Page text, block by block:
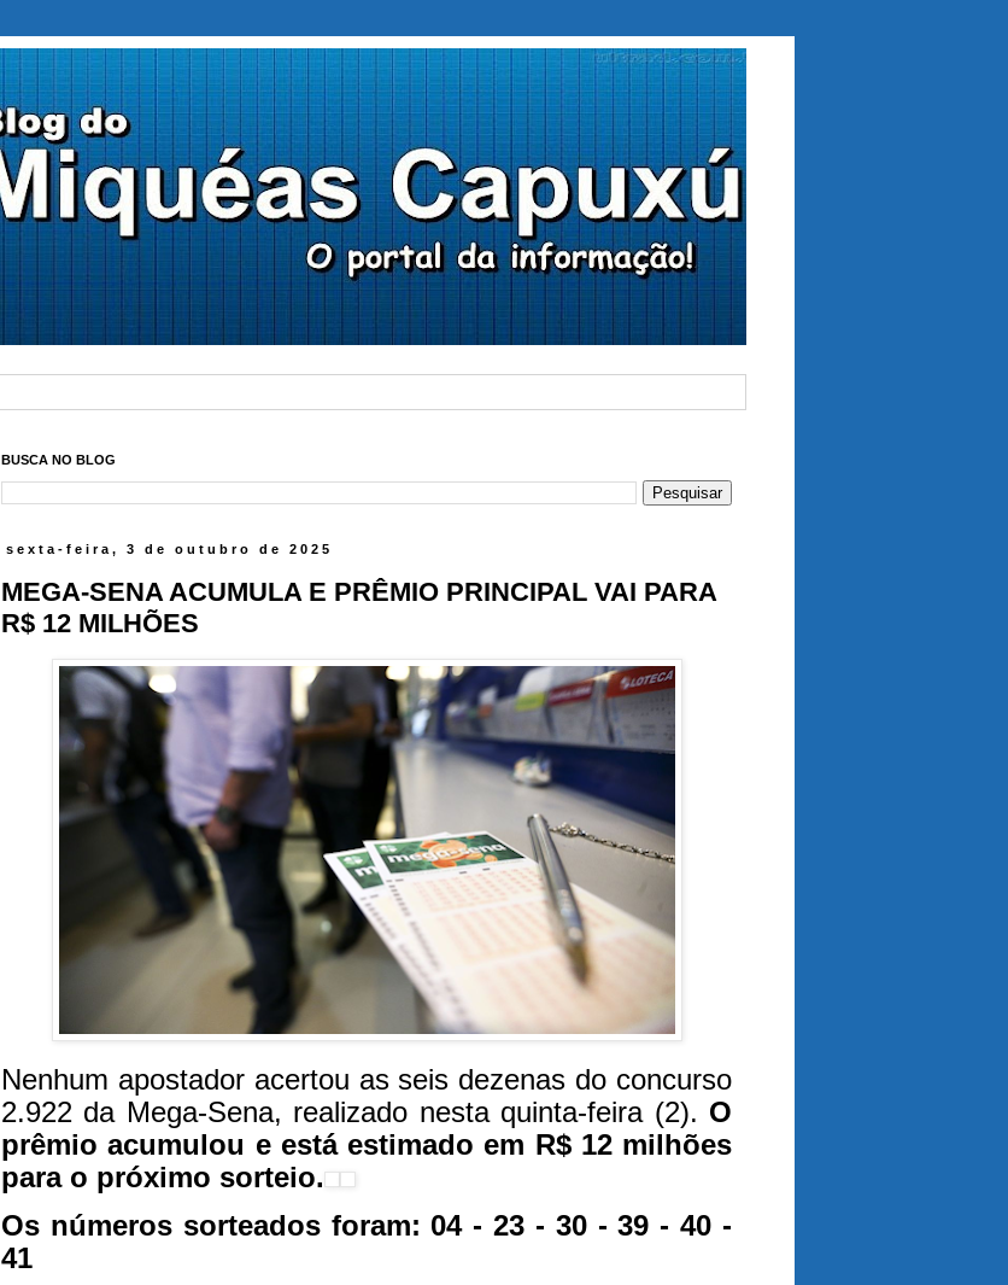
BUSCA NO BLOG
sexta-feira, 3 de outubro de 2025
MEGA-SENA ACUMULA E PRÊMIO PRINCIPAL VAI PARA
R$ 12 MILHÕES
Nenhum apostador acertou as seis dezenas do concurso
2.922 da Mega-Sena, realizado nesta quinta-feira (2). O
prêmio acumulou e está estimado em R$ 12 milhões
para o próximo sorteio.
Os números sorteados foram: 04 - 23 - 30 - 39 - 40 -
41